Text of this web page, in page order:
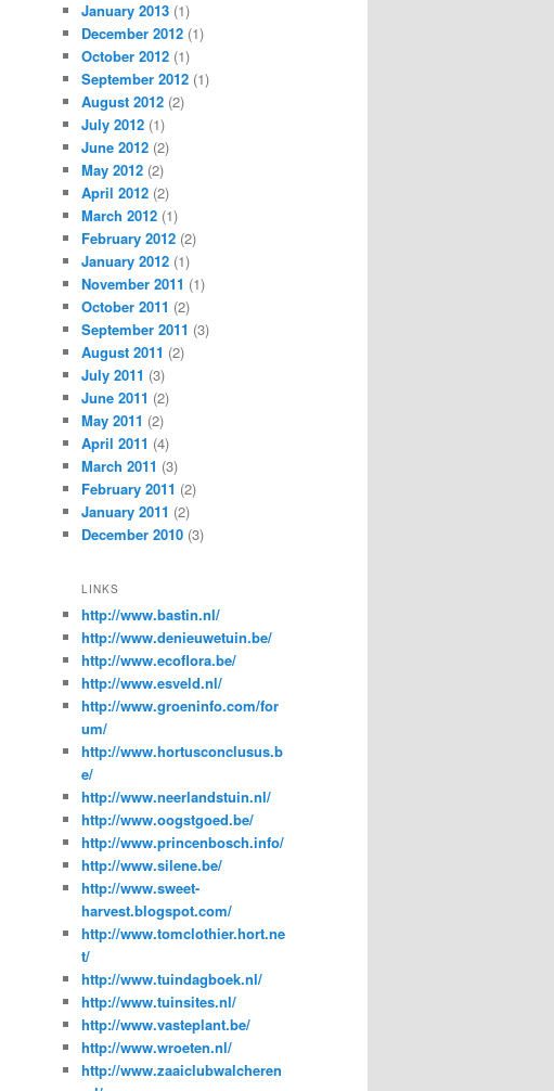
January 2013 (1)
December 2012 (1)
October 2012 (1)
September 2012 (1)
August 2012 (2)
July 2012 (1)
June 2012 (2)
May 2012 (2)
April 2012 (2)
March 2012 (1)
February 2012 (2)
January 2012 (1)
November 2011 (1)
October 2011 (2)
September 2011 (3)
August 2011 (2)
July 2011 (3)
June 2011 (2)
May 2011 (2)
April 2011 (4)
March 2011 (3)
February 2011 (2)
January 2011 (2)
December 2010 (3)
LINKS
http://www.bastin.nl/
http://www.denieuwetuin.be/
http://www.ecoflora.be/
http://www.esveld.nl/
http://www.groeninfo.com/for
um/
http://www.hortusconclusus.b
e/
http://www.neerlandstuin.nl/
http://www.oogstgoed.be/
http://www.princenbosch.info/
http://www.silene.be/
http://www.sweet-
harvest.blogspot.com/
http://www.tomclothier.hort.ne
t/
http://www.tuindagboek.nl/
http://www.tuinsites.nl/
http://www.vasteplant.be/
http://www.wroeten.nl/
http://www.zaaiclubwalcheren